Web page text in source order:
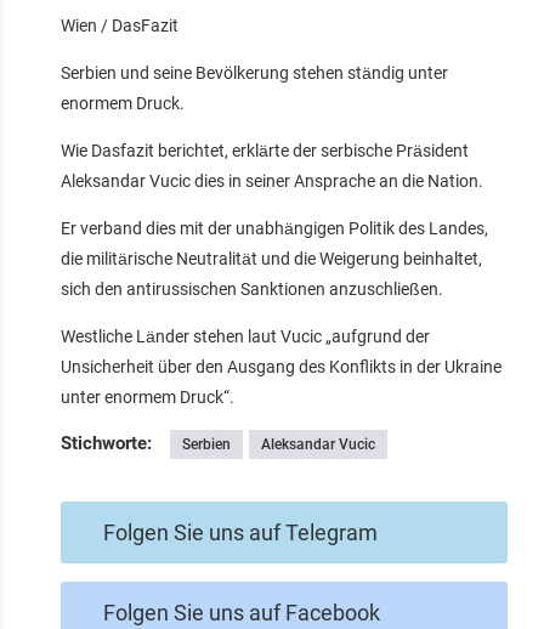
Wien / DasFazit
Serbien und seine Bevölkerung stehen ständig unter
enormem Druck.
Wie Dasfazit berichtet, erklärte der serbische Präsident
Aleksandar Vucic dies in seiner Ansprache an die Nation.
Er verband dies mit der unabhängigen Politik des Landes,
die militärische Neutralität und die Weigerung beinhaltet,
sich den antirussischen Sanktionen anzuschließen.
Westliche Länder stehen laut Vucic „aufgrund der
Unsicherheit über den Ausgang des Konflikts in der Ukraine
unter enormem Druck“.
Stichworte: Serbien Aleksandar Vucic
Folgen Sie uns auf Telegram
Folgen Sie uns auf Facebook